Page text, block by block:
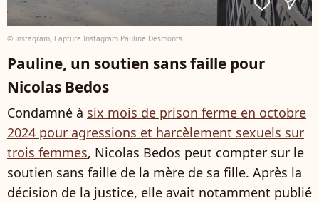
© Instagram, Capture Instagram Pauline Desmonts
Pauline, un soutien sans faille pour
Nicolas Bedos
Condamné à six mois de prison ferme en octobre
2024 pour agressions et harcèlement sexuels sur
trois femmes, Nicolas Bedos peut compter sur le
soutien sans faille de la mère de sa fille. Après la
décision de la justice, elle avait notamment publié